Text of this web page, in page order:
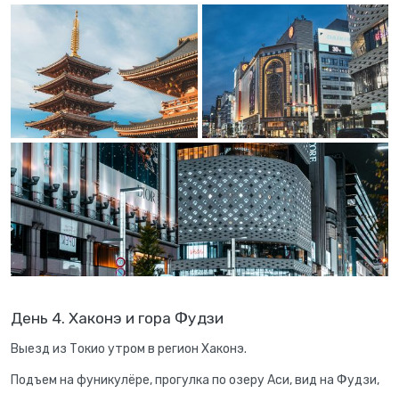
День 4. Хаконэ и гора Фудзи
Выезд из Токио утром в регион Хаконэ.
Подъем на фуникулёре, прогулка по озеру Аси, вид на Фудзи,